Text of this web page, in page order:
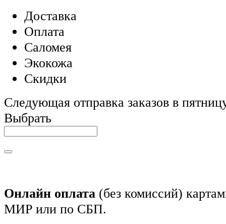
Доставка
Оплата
Саломея
Экокожа
Скидки
Следующая отправка заказов в
Выбрать
Онлайн оплата (без комиссий)
МИР или по СБП.